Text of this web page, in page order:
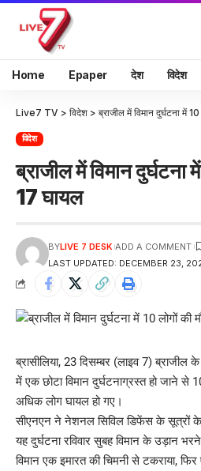
Home Epaper देश विदेश
Live7 TV > विदेश > ब्राजील में विमान दुर्घटना में
विदेश
ब्राजील में विमान दुर्घटना
17 घायल
LAST UPDATED: DECEMBER 23,
BYLIVE 7 DESK ADD A COMMENT
ब्रासीलिया, 23 दिसम्बर (लाइव 7) ब्राजील
में एक छोटा विमान दुर्घटनाग्रस्त हो जाने से
अधिक लोग घायल हो गए।
सीएनएन ने नेशनल सिविल डिफेंस के सूत्रों के
यह दुर्घटना रविवार सुबह विमान के उड़ान
विमान एक इमारत की चिमनी से टकराया,